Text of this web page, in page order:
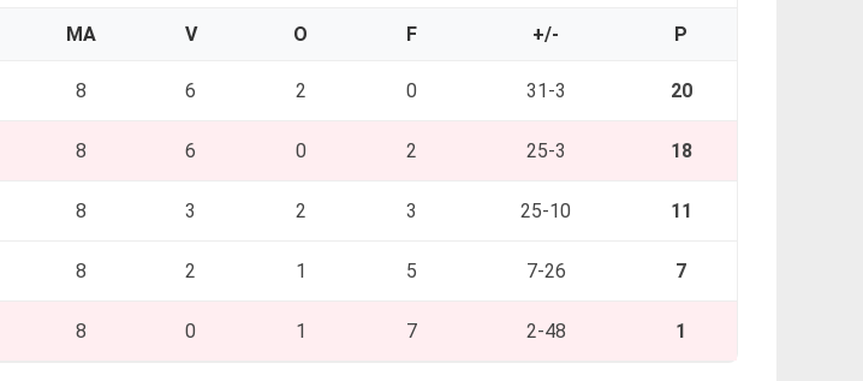
MA V O F +/- P
8 6 2 0 31-3 20
8 6 0 2 25-3 18
8 3 2 3 25-10 11
8 2 1 5 7-26 7
8 0 1 7 2-48 1